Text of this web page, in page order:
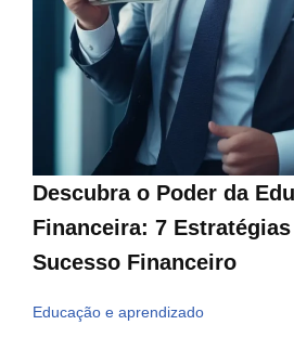
Descubra o Poder da
Financeira: 7
Sucesso Financeiro
Educação e aprendizado